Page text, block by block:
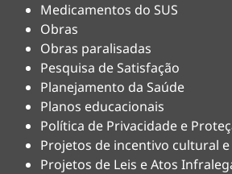
Medicamentos do SUS
Obras
Obras paralisadas
Pesquisa de Satisfação
Planejamento da Saúde
Planos educacionais
Política de Privacidade e
Projetos de incentivo cultural
Projetos de Leis e Atos